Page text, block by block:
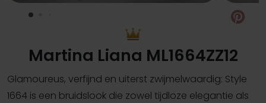
Martina Liana ML1664ZZ12
Glamoureus, verfijnd en uiterst zwijmelwaardig: Style
1664 is een bruidslook die zowel tijdloze elegantie als